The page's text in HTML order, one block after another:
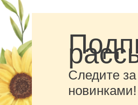
Следите
новинками!